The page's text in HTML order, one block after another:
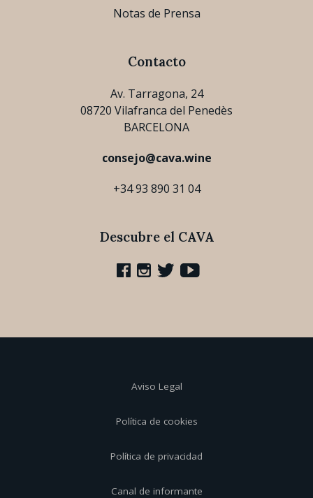
Notas de Prensa
Contacto
Av. Tarragona, 24
08720 Vilafranca del Penedès
BARCELONA
consejo@cava.wine
+34 93 890 31 04
Descubre el CAVA
Aviso Legal
Política de cookies
Política de privacidad
Canal de informante